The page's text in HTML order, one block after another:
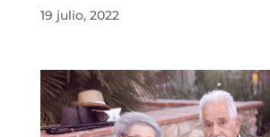
19 julio, 2022